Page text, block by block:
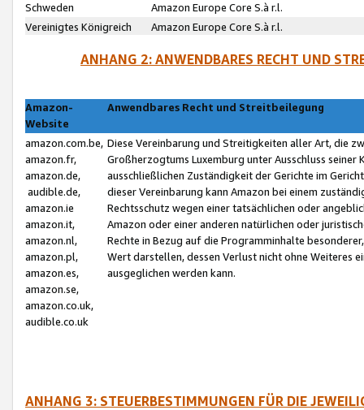
Schweden
Amazon Europe Core S.à r.l.
Vereinigtes Königreich
Amazon Europe Core S.à r.l.
ANHANG 2: ANWENDBARES RECHT UND
Amazon-
Website
Anwendbares Recht und Streitbeilegung
amazon.com.be,
amazon.fr,
amazon.de,
audible.de,
amazon.ie
amazon.it,
amazon.nl,
amazon.pl,
amazon.es,
amazon.se,
amazon.co.uk,
audible.co.uk
Diese Vereinbarung und Streitigkeiten aller Art, die
Großherzogtums Luxemburg unter Ausschluss
ausschließlichen Zuständigkeit der Gerichte im
dieser Vereinbarung kann Amazon bei einem
Rechtsschutz wegen einer tatsächlichen oder
Amazon oder einer anderen natürlichen oder
Rechte in Bezug auf die Programminhalte
Wert darstellen, dessen Verlust nicht ohne Weiteres
ausgeglichen werden kann.
ANHANG 3: STEUERBESTIMMUNGEN FÜR DIE